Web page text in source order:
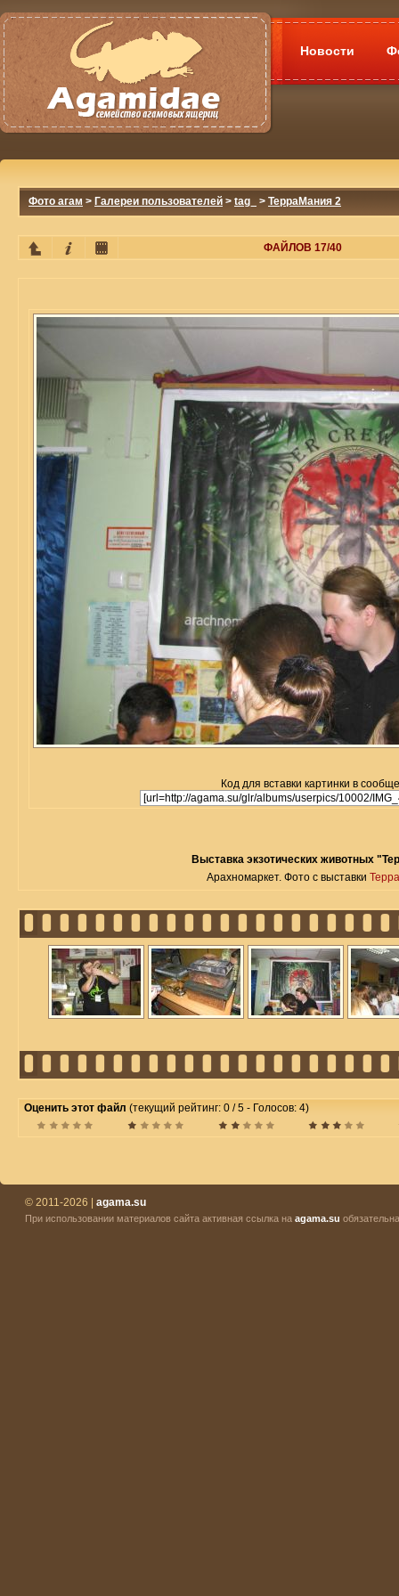
Новости
Фото агам > Галереи пользователей > tag_ > ТерраМания 2
ФАЙЛОВ 17/40
Код для вставки картинки в
Выставка экзотических животных
Арахномаркет. Фото с выставки
Оценить этот файл (текущий рейтинг: 0 / 5 - Голосов: 4)
© 2011-2026 | agama.su
При использовании материалов сайта активная ссылка на agama.su